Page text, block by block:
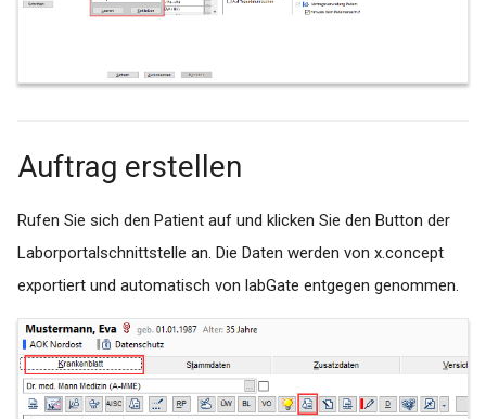
Auftrag erstellen
Rufen Sie sich den Patient auf und klicken Sie den Button der
Laborportalschnittstelle an. Die Daten werden von x.concept
exportiert und automatisch von labGate entgegen genommen.